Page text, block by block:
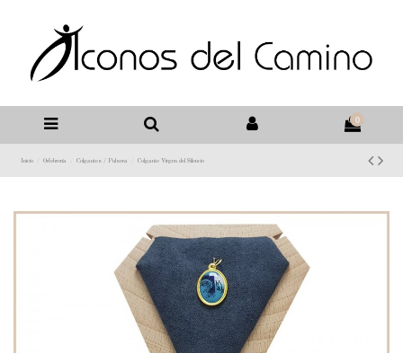
0
Inicio Orfebrería Colgantes / Pulsera Colgante Virgen del Silencio